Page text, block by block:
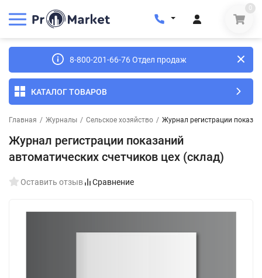
0
8-800-201-66-76 Отдел продаж
КАТАЛОГ ТОВАРОВ
Главная / Журналы / Сельское хозяйство / Журнал регистрации
Журнал регистрации показаний
автоматических счетчиков цех (склад)
Оставить отзыв Сравнение